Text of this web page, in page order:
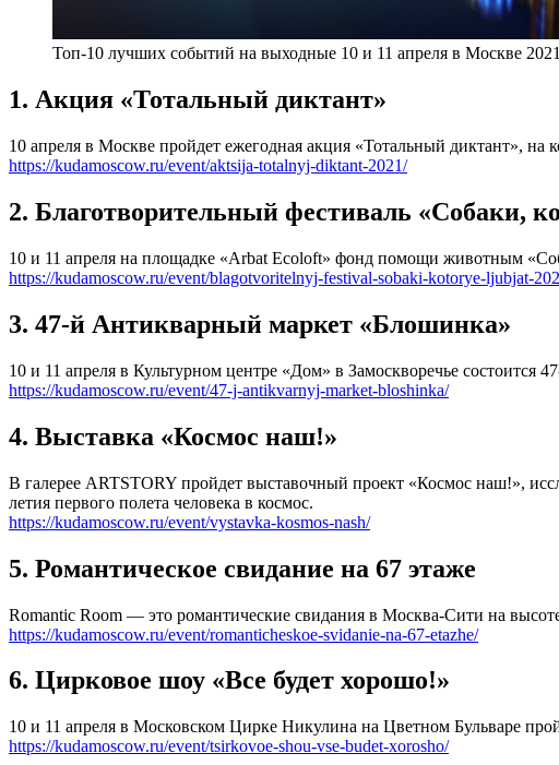
Топ-10 лучших событий на выходные 10 и 11 апреля в Москве 2021
1. Акция «Тотальный диктант»
10 апреля в Москве пройдет ежегодная акция «Тотальный диктант», на
https://kudamoscow.ru/event/aktsija-totalnyj-diktant-2021/
2. Благотворительный фестиваль «Собаки,
10 и 11 апреля на площадке «Arbat Ecoloft» фонд помощи животным
https://kudamoscow.ru/event/blagotvoritelnyj-festival-sobaki-kotorye-ljubjat-
3. 47-й Антикварный маркет «Блошинка»
10 и 11 апреля в Культурном центре «Дом» в Замоскворечье состоится
https://kudamoscow.ru/event/47-j-antikvarnyj-market-bloshinka/
4. Выставка «Космос наш!»
В галерее ARTSTORY пройдет выставочный проект «Космос наш!»,
летия первого полета человека в космос.
https://kudamoscow.ru/event/vystavka-kosmos-nash/
5. Романтическое свидание на 67 этаже
Romantic Room — это романтические свидания в Москва-Сити на
https://kudamoscow.ru/event/romanticheskoe-svidanie-na-67-etazhe/
6. Цирковое шоу «Все будет хорошо!»
10 и 11 апреля в Московском Цирке Никулина на Цветном Бульваре
https://kudamoscow.ru/event/tsirkovoe-shou-vse-budet-xorosho/